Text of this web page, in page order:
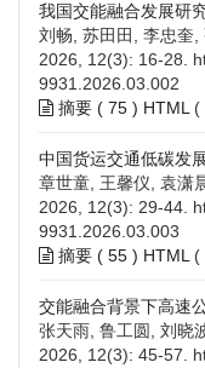
我国交能融合发展研
刘畅, 苏田田, 李忠奎,
2026, 12(3): 16-28.
9931.2026.03.002
摘要 ( 75 ) HTML (
中国货运交通低碳发
章世童, 王馨仪, 袁潇
2026, 12(3): 29-44.
9931.2026.03.003
摘要 ( 55 ) HTML (
交能融合背景下高速
张天雨, 鲁工圆, 刘晓
2026, 12(3): 45-57.